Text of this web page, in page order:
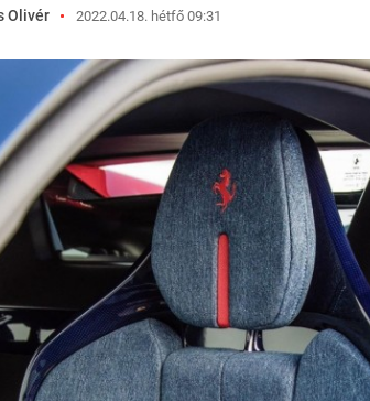
Olivér 2022.04.18. hétfő 09:31